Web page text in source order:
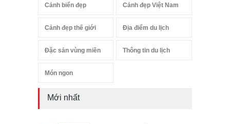
Cảnh biển đẹp Cảnh đẹp Việt Nam
Cảnh đẹp thế giới Địa điểm du lịch
Đặc sản vùng miền Thông tin du lịch
Món ngon
Mới nhất